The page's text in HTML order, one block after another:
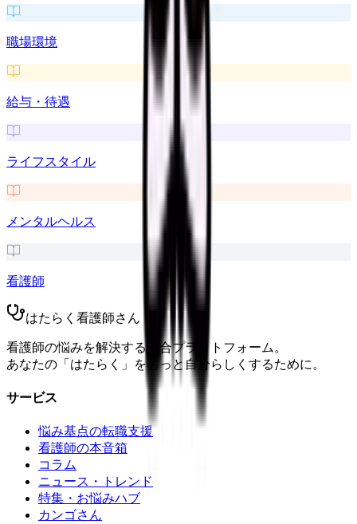
職場環境
給与・待遇
ライフスタイル
メンタルヘルス
看護師
はたらく看護師さん
看護師の悩みを解決する総合プラットフォーム。
あなたの「はたらく」をもっと自分らしくするために。
サービス
悩み基点の転職支援
看護師の本音箱
コラム
ニュース・トレンド
特集・お悩みハブ
カンゴさん